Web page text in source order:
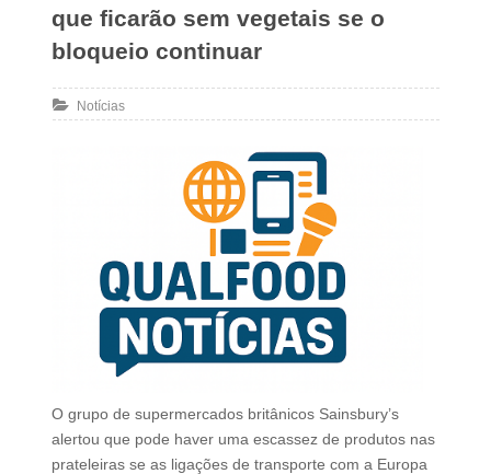
que ficarão sem vegetais se o
bloqueio continuar
Notícias
O grupo de supermercados britânicos Sainsbury’s
alertou que pode haver uma escassez de produtos nas
prateleiras se as ligações de transporte com a Europa